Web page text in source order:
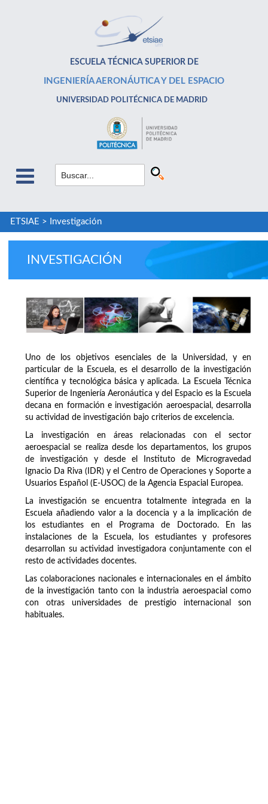
ESCUELA TÉCNICA SUPERIOR DE
INGENIERÍA AERONÁUTICA Y DEL ESPACIO
UNIVERSIDAD POLITÉCNICA DE MADRID
ETSIAE > Investigación
INVESTIGACIÓN
Uno de los objetivos esenciales de la Universidad, y en
particular de la Escuela, es el desarrollo de la investigación
científica y tecnológica básica y aplicada. La Escuela Técnica
Superior de Ingeniería Aeronáutica y del Espacio es la Escuela
decana en formación e investigación aeroespacial, desarrolla
su actividad de investigación bajo criterios de excelencia.
La investigación en áreas relacionadas con el sector
aeroespacial se realiza desde los departamentos, los grupos
de investigación y desde el Instituto de Microgravedad
Ignacio Da Riva (IDR) y el Centro de Operaciones y Soporte a
Usuarios Español (E-USOC) de la Agencia Espacial Europea.
La investigación se encuentra totalmente integrada en la
Escuela añadiendo valor a la docencia y a la implicación de
los estudiantes en el Programa de Doctorado. En las
instalaciones de la Escuela, los estudiantes y profesores
desarrollan su actividad investigadora conjuntamente con el
resto de actividades docentes.
Las colaboraciones nacionales e internacionales en el ámbito
de la investigación tanto con la industria aeroespacial como
con otras universidades de prestigio internacional son
habituales.